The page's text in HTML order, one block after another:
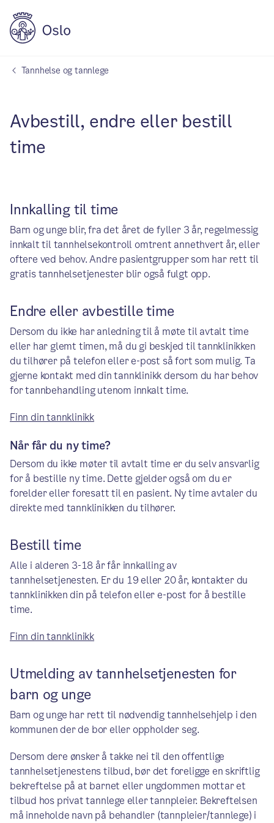
Tannhelse og tannlege
Avbestill, endre eller bestill
time
Innkalling til time
Barn og unge blir, fra det året de fyller 3 år, regelmessig
innkalt til tannhelsekontroll omtrent annethvert år, eller
oftere ved behov. Andre pasientgrupper som har rett til
gratis tannhelsetjenester blir også fulgt opp.
Endre eller avbestille time
Dersom du ikke har anledning til å møte til avtalt time
eller har glemt timen, må du gi beskjed til tannklinikken
du tilhører på telefon eller e-post så fort som mulig. Ta
gjerne kontakt med din tannklinikk dersom du har behov
for tannbehandling utenom innkalt time.
Finn din tannklinikk
Når får du ny time?
Dersom du ikke møter til avtalt time er du selv ansvarlig
for å bestille ny time. Dette gjelder også om du er
forelder eller foresatt til en pasient. Ny time avtaler du
direkte med tannklinikken du tilhører.
Bestill time
Alle i alderen 3-18 år får innkalling av
tannhelsetjenesten. Er du 19 eller 20 år, kontakter du
tannklinikken din på telefon eller e-post for å bestille
time.
Finn din tannklinikk
Utmelding av tannhelsetjenesten for
barn og unge
Barn og unge har rett til nødvendig tannhelsehjelp i den
kommunen der de bor eller oppholder seg.
Dersom dere ønsker å takke nei til den offentlige
tannhelsetjenestens tilbud, bør det foreligge en skriftlig
bekreftelse på at barnet eller ungdommen mottar et
tilbud hos privat tannlege eller tannpleier. Bekreftelsen
må inneholde navn på behandler (tannpleier/tannlege) i